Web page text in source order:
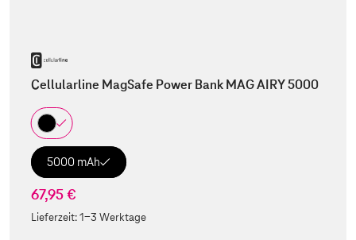
Cellularline MagSafe Power Bank MAG AIRY 5000
5000 mAh
67,95 €
Lieferzeit:1-3 Werktage